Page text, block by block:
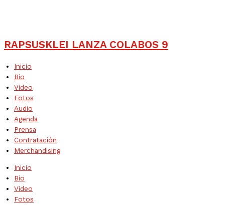
RAPSUSKLEI LANZA COLABOS 9
Inicio
Bio
Video
Fotos
Audio
Agenda
Prensa
Contratación
Merchandising
Inicio
Bio
Video
Fotos